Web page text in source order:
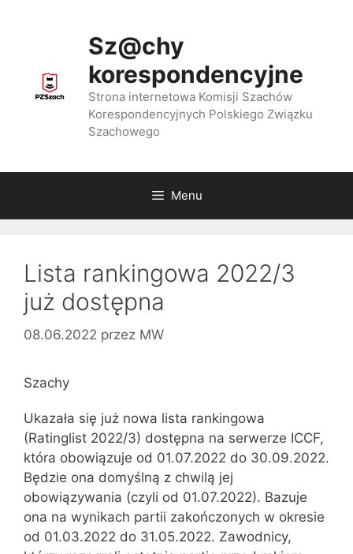
Sz@chy
korespondencyjne
Strona internetowa Komisji Szachów
Korespondencyjnych Polskiego Związku
Szachowego
Menu
Lista rankingowa 2022/3
już dostępna
08.06.2022 przez MW
Szachy
Ukazała się już nowa lista rankingowa
(Ratinglist 2022/3) dostępna na serwerze ICCF,
która obowiązuje od 01.07.2022 do 30.09.2022.
Będzie ona domyślną z chwilą jej
obowiązywania (czyli od 01.07.2022). Bazuje
ona na wynikach partii zakończonych w okresie
od 01.03.2022 do 31.05.2022. Zawodnicy,